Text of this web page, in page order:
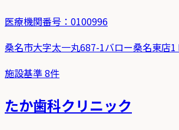
医療機関番号： 0100996
桑名市大字太一丸687-1バロー桑名東店1
施設基準8件
たか歯科クリニック